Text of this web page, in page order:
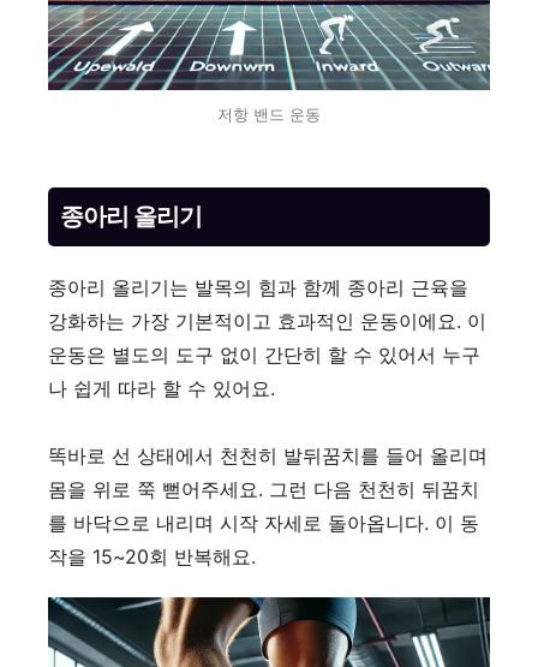
저항 밴드 운동
종아리 올리기
종아리 올리기는 발목의 힘과 함께 종아리 근육을
강화하는 가장 기본적이고 효과적인 운동이에요. 이
운동은 별도의 도구 없이 간단히 할 수 있어서 누구
나 쉽게 따라 할 수 있어요.
똑바로 선 상태에서 천천히 발뒤꿈치를 들어 올리며
몸을 위로 쭉 뻗어주세요. 그런 다음 천천히 뒤꿈치
를 바닥으로 내리며 시작 자세로 돌아옵니다. 이 동
작을 15~20회 반복해요.